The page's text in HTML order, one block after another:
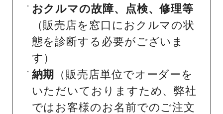
おクルマの故障、点検、修理等
（販売店を窓口におクルマの状
態を診断する必要がございま
す）
納期
（販売店単位でオーダーを
いただいておりますため、弊社
ではお客様のお名前でのご注文